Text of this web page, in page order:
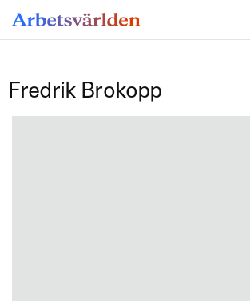
Fredrik Brokopp